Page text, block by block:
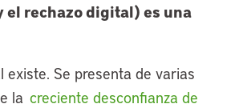
el rechazo digital) es una
existe. Se presenta de varias
la creciente desconfianza de